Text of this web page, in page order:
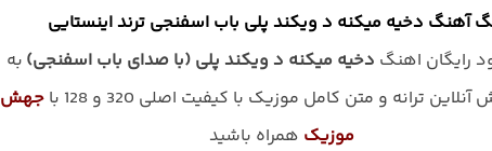
آهنگ دخیه میکنه د ویکند پلی باب اسفنجی ترند اینستایی
رایگان اهنگ دخیه میکنه د ویکند پلی (با صدای باب اسفنجی) به
ترانه و متن کامل موزیک با کیفیت اصلی 320 و 128 با
جهش
موزیک همراه باشید